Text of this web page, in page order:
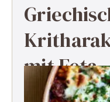
mit Feta